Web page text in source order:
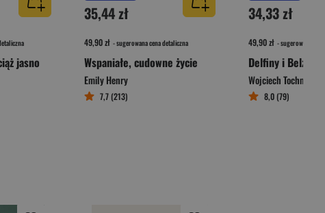
jasno
35,44 zł
49,90 zł - sugerowana cena detaliczna
Wspaniałe, cudowne życie
Emily Henry
7,7 (213)
34,33 zł
49,90 zł - sugerowana
Delfiny i
Wojciech Tochman
8,0 (79)